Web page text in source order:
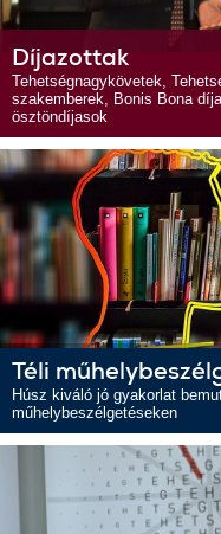
Díjazottak
Tehetségnagykövetek,
szakemberek, Bonis Bona
ösztöndíjasok
Téli
Húsz kiváló jó gyakorlat
műhelybeszélgetéseken